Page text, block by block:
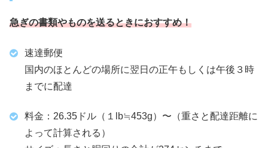
急ぎの書類やものを送るときにおすすめ！
速達郵便
国内のほとんどの場所に翌日の正午もしくは午後３時
までに配達
料金：26.35ドル（１lb≒453g）〜（重さと配達距離に
よって計算される）